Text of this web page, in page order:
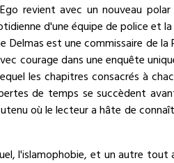
revient avec un nouveau
d'une équipe de police et la
Delmas est une commissaire de la
courage dans une enquête
les chapitres consacrés à
de temps se succèdent
où le lecteur a hâte de
l'islamophobie, et un autre tout